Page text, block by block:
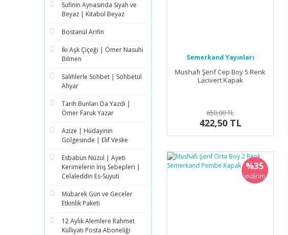
Sufinin Aynasında Siyah ve
Beyaz | Kitabül Beyaz
Bostanül Arifin
İki Aşk Çiçeği | Ömer Nasuhi
Bilmen
Salihlerle Sohbet | Sohbetül
Ahyar
Tarih Bunları Da Yazdı |
Ömer Faruk Yazar
Azize | Hüdayinin
Gölgesinde | Elif Veske
Esbabün Nüzul | Ayeti
Kerimelerin İniş Sebepleri |
Celaleddin Es-Suyuti
Mübarek Gün ve Geceler
Etkinlik Paketi
12 Aylık Alemlere Rahmet
Külliyatı Posta Aboneliği
Semerkand Yayınları
Mushafı Şerif Cep Boy 5 Renk
Lacivert Kapak
650,00 TL
422,50 TL
%35
indirim